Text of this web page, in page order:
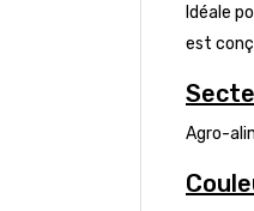
Idéale
est
Agro-